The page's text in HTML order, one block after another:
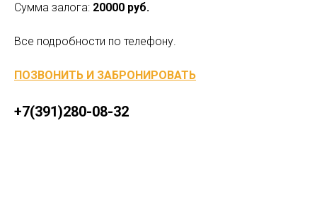
Сумма залога: 20000 руб.
Все подробности по телефону.
ПОЗВОНИТЬ И ЗАБРОНИРОВАТЬ
+7(391)280-08-32